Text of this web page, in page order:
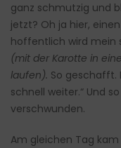
ganz schmutzig und
jetzt? Oh ja hier,
hoffentlich wird mein
(mit der Karotte in
laufen). So geschafft.
schnell weiter.“ Und
verschwunden.
Am gleichen Tag